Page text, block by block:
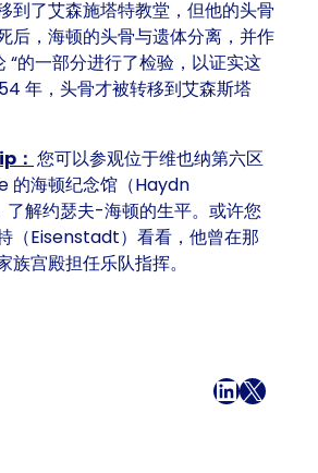
到了艾森施塔特教堂，但他的头骨
后，海顿的头骨与遗体分离，并作
“的一部分进行了检验，以证实这
年，头骨才被转移到艾森斯塔
： 您可以参观位于维也纳第六区
的海顿纪念馆（Haydn
解约瑟夫-海顿的生平。或许您
（Eisenstadt）看看，他曾在那
族宫殿担任乐队指挥。
LinkedIn
X 电子邮件